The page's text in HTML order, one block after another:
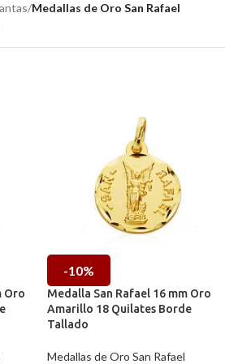
/Medallas de Oro San Rafael
Oro
-10%
Medalla San Rafael 16 mm Oro
Amarillo 18 Quilates Borde
Tallado
Medallas de Oro San Rafael